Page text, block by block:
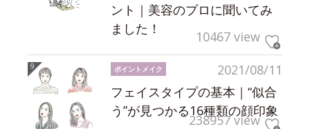
ント｜美容のプロに聞いてみ
ました！
10467 view
2021/08/11
ポイントメイク
フェイスタイプの基本｜“似合
う”が見つかる16種類の顔印象
238957 view